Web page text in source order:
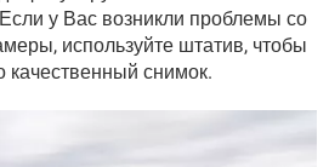
у Вас возникли проблемы со
используйте штатив, чтобы
качественный снимок.